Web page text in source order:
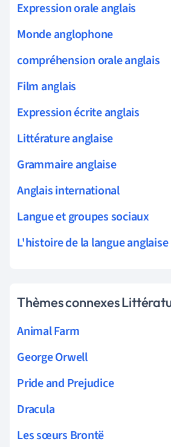
Expression orale anglais
Monde anglophone
compréhension orale anglais
Film anglais
Expression écrite anglais
Littérature anglaise
Grammaire anglaise
Anglais international
Langue et groupes sociaux
L'histoire de la langue anglaise
Thèmes connexes
Animal Farm
George Orwell
Pride and Prejudice
Dracula
Les sœurs Brontë